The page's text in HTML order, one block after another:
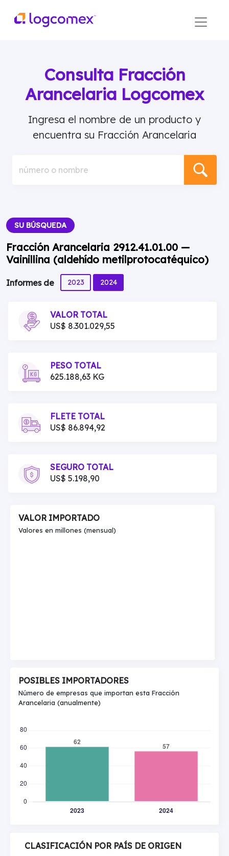
Consulta Fracción
Arancelaria Logcomex
Ingresa el nombre de un producto y
encuentra su Fracción Arancelaria
número o nombre
SU BÚSQUEDA
Fracción Arancelaria 2912.41.01.00 —
Vainillina (aldehído metilprotocatéquico)
Informes de 2023 2024
VALOR TOTAL
US$ 8.301.029,55
PESO TOTAL
625.188,63 KG
FLETE TOTAL
US$ 86.894,92
SEGURO TOTAL
US$ 5.198,90
VALOR IMPORTADO
Valores en millones (mensual)
POSIBLES IMPORTADORES
Número de empresas que importan esta Fracción
Arancelaria (anualmente)
CLASIFICACIÓN POR PAÍS DE ORIGEN